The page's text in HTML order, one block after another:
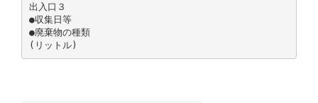
出入口３
●収集日等
●廃棄物の種類